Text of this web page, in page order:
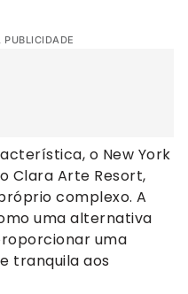
o New York
Clara Arte Resort,
complexo. A
uma alternativa
uma
tranquila aos